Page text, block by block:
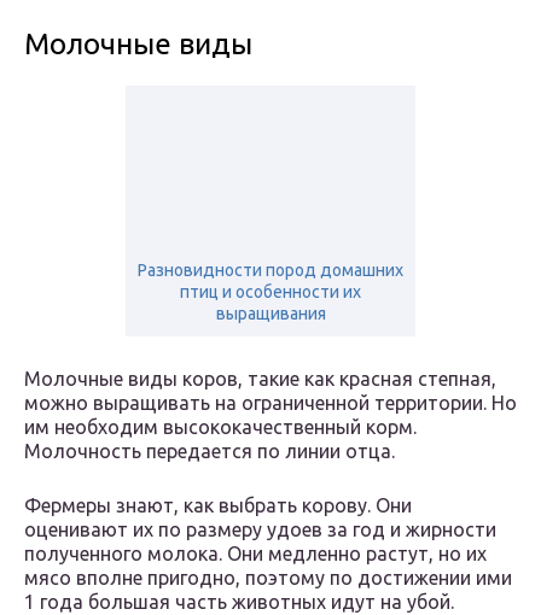
Молочные виды
Разновидности пород домашних
птиц и особенности их
выращивания
Молочные виды коров, такие как красная степная,
можно выращивать на ограниченной территории. Но
им необходим высококачественный корм.
Молочность передается по линии отца.
Фермеры знают, как выбрать корову. Они
оценивают их по размеру удоев за год и жирности
полученного молока. Они медленно растут, но их
мясо вполне пригодно, поэтому по достижении ими
1 года большая часть животных идут на убой.